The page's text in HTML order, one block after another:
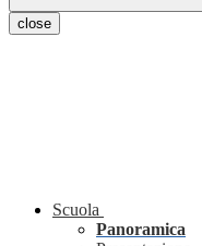
close
Scuola
Panoramica